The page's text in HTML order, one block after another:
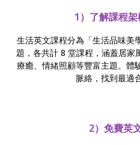
1）了解課程
生活英文課程分為「生活品味美
題，各共計 8 堂課程，涵蓋居家
療癒、情緒照顧等豐富主題。體
脈絡，找到最適
2）免費英